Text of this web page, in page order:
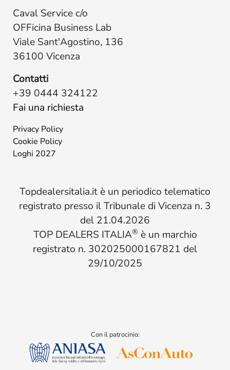
Caval Service c/o
OFFicina Business Lab
Viale Sant'Agostino, 136
36100 Vicenza
Contatti
+39 0444 324122
Fai una richiesta
Privacy Policy
Cookie Policy
Loghi 2027
Topdealersitalia.it è un periodico telematico
registrato presso il Tribunale di Vicenza n. 3
del 21.04.2026
TOP DEALERS ITALIA® è un marchio
registrato n. 302025000167821 del
29/10/2025
Con il patrocinio: